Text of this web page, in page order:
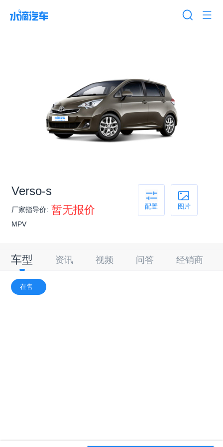
Verso-s
厂家指导价: 暂无报价
MPV
配置 图片
车型 资讯 视频 问答 经销商
在售